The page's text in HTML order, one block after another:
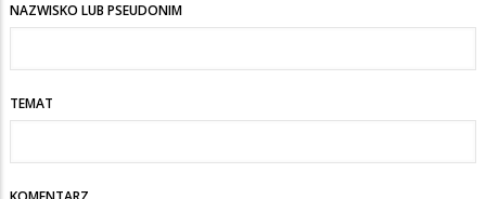
NAZWISKO LUB PSEUDONIM
TEMAT